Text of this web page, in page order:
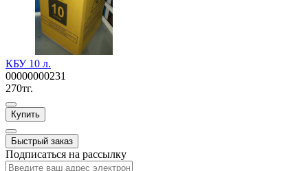
КБУ 10 л.
00000000231
270тг.
Купить
Быстрый заказ
Подписаться на рассылку